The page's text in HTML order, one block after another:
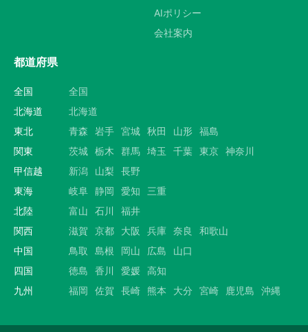
AIポリシー
会社案内
都道府県
全国
全国
北海道
北海道
東北
青森 岩手 宮城 秋田 山形 福島
関東
茨城 栃木 群馬 埼玉 千葉 東京 神奈川
甲信越
新潟 山梨
長野
東海
岐阜 静岡 愛知
三重
北陸
富山 石川
福井
関西
滋賀 京都 大阪 兵庫 奈良
和歌山
中国
鳥取 島根 岡山 広島
山口
四国
徳島 香川 愛媛 高知
九州
福岡 佐賀 長崎 熊本 大分 宮崎 鹿児島 沖縄